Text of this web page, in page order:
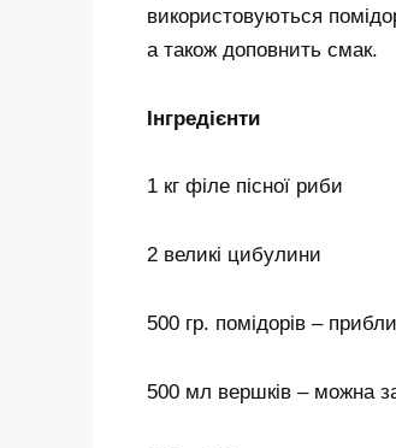
використовуються
а також доповнить смак.
Інгредієнти
1 кг філе пісної риби
2 великі цибулини
500 гр. помідорів –
500 мл вершків – можна